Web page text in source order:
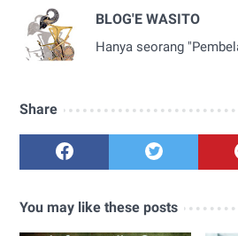
BLOG'E WASITO
Hanya seorang
Share
You may like these posts